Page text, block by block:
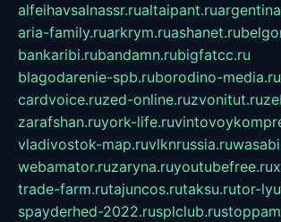
alfeihavsalnassr.rualtaipant.ru
aria-family.ruarkrym.ruashanet.ru
bankaribi.rubandamn.rubigfatcc.ru
blagodarenie-spb.ruborodino-media.ru
cardvoice.ruzed-online.ruzvonitut.ru
zarafshan.ruyork-life.ru
vladivostok-map.ruvlknrussia.ru
webamator.ruzaryna.ruyoutubefree.ru
trade-farm.rutajuncos.rutaksu.rutor-
spayderhed-2022.rusplclub.ru